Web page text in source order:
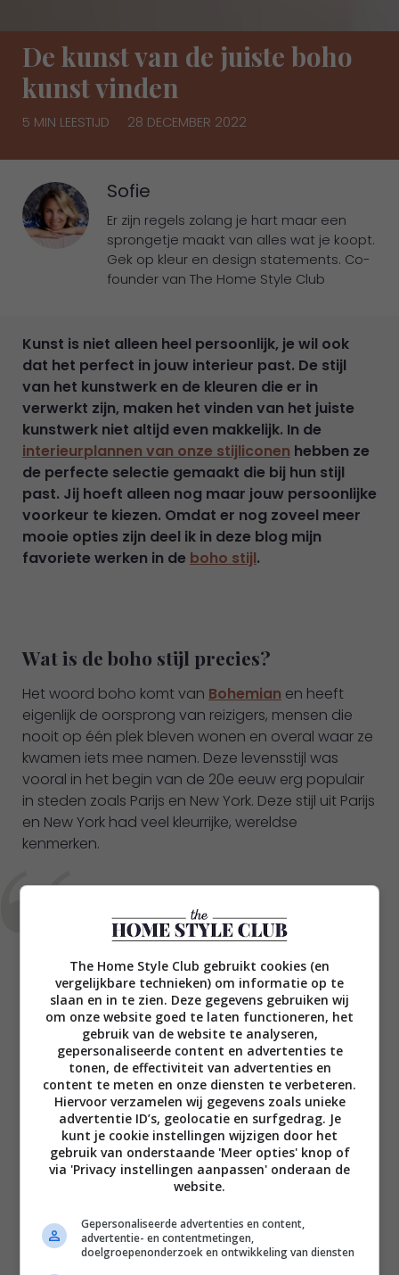
De kunst van de juiste boho
kunst vinden
5 MIN LEESTIJD 28 DECEMBER 2022
Sofie
Er zijn regels zolang je hart maar een
sprongetje maakt van alles wat je koopt.
Gek op kleur en design statements. Co-
founder van The Home Style Club
Kunst is niet alleen heel persoonlijk, je wil ook
dat het perfect in jouw interieur past. De stijl
van het kunstwerk en de kleuren die er in
verwerkt zijn, maken het vinden van het juiste
kunstwerk niet altijd even makkelijk. In de
interieurplannen van onze stijliconen hebben ze
de perfecte selectie gemaakt die bij hun stijl
past. Jij hoeft alleen nog maar jouw persoonlijke
voorkeur te kiezen. Omdat er nog zoveel meer
mooie opties zijn deel ik in deze blog mijn
favoriete werken in de boho stijl.
Wat is de boho stijl precies?
Het woord boho komt van Bohemian en heeft
eigenlijk de oorsprong van reizigers, mensen die
nooit op één plek bleven wonen en overal waar ze
kwamen iets mee namen. Deze levensstijl was
vooral in het begin van de 20e eeuw erg populair
in steden zoals Parijs en New York. Deze stijl uit Parijs
en New York had veel kleurrijke, wereldse
kenmerken.
je keuken – of andersom -, kan het
in elkaars verlengde liggen waarbij
één tint net iets lichter is dan de
andere.
Boho Ibiza stijl
Bij ons is de hedendaagse boho stijl vooral over
Europese invloeden in verwerkt zoals Spaanse
tegeltjes, Scandinavisch design en rustige wit- en
aardetinten. Natuurlijk mogen de grassen, riet en
The Home Style Club gebruikt cookies (en
vergelijkbare technieken) om informatie op te
slaan en in te zien. Deze gegevens gebruiken wij
om onze website goed te laten functioneren, het
gebruik van de website te analyseren,
gepersonaliseerde content en advertenties te
tonen, de effectiviteit van advertenties en
content te meten en onze diensten te verbeteren.
Hiervoor verzamelen wij gegevens zoals unieke
advertentie ID’s, geolocatie en surfgedrag. Je
kunt je cookie instellingen wijzigen door het
gebruik van onderstaande 'Meer opties' knop of
via 'Privacy instellingen aanpassen' onderaan de
website.
Gepersonaliseerde advertenties en content,
advertentie- en contentmetingen,
doelgroepenonderzoek en ontwikkeling van diensten